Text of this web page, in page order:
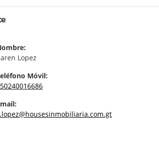
Lopez
Móvil: